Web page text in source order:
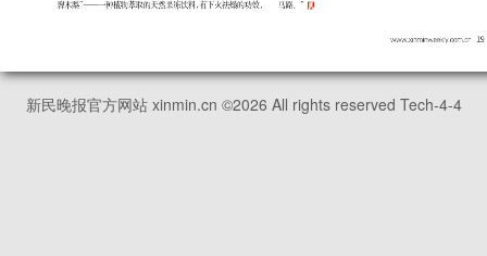
新民晚报官方网站 xinmin.cn ©2026 All rights reserved Tech-4-4